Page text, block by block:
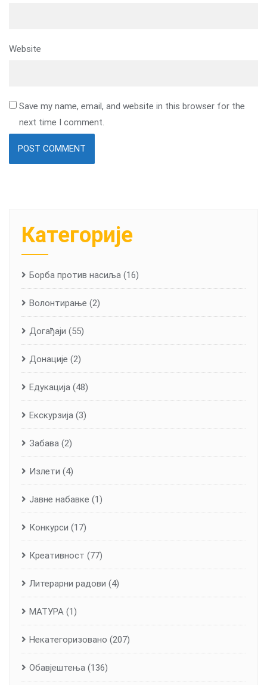
Website
Save my name, email, and website in this browser for the
next time I comment.
Категорије
Борба против насиља (16)
Волонтирање (2)
Догађаји (55)
Донације (2)
Едукација (48)
Екскурзија (3)
Забава (2)
Излети (4)
Јавне набавке (1)
Конкурси (17)
Креативност (77)
Литерарни радови (4)
МАТУРА (1)
Некатегоризовано (207)
Обавјештења (136)